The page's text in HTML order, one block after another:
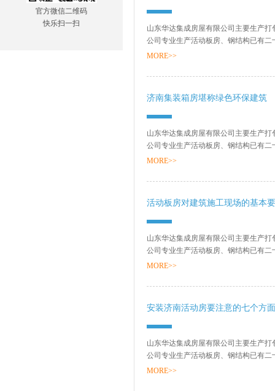
官方微信二维码
快乐扫一扫
山东华达集成房屋有限公司主要生产
公司专业生产活动板房、钢结构已有
销售网络、售后服务等方面打下了坚实
MORE>>
济南集装箱房堪称绿色环保建筑
山东华达集成房屋有限公司主要生产
公司专业生产活动板房、钢结构已有
销售网络、售后服务等方面打下了坚实
MORE>>
活动板房对建筑施工现场的基本
山东华达集成房屋有限公司主要生产
公司专业生产活动板房、钢结构已有
销售网络、售后服务等方面打下了坚实
MORE>>
安装济南活动房要注意的七个方面
山东华达集成房屋有限公司主要生产
公司专业生产活动板房、钢结构已有
销售网络、售后服务等方面打下了坚实
MORE>>